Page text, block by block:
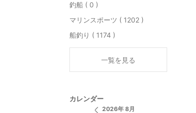
釣船 ( 0 )
マリンスポーツ ( 1202 )
船釣り ( 1174 )
一覧を見る
カレンダー
2026年 8月